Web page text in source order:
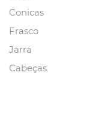
Conicas
Frasco
Jarra
Cabeças